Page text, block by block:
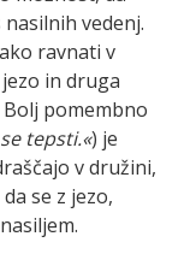
vedenj.
ravnati v
in druga
pomembno
tepsti.«) je
v družini,
se z jezo,